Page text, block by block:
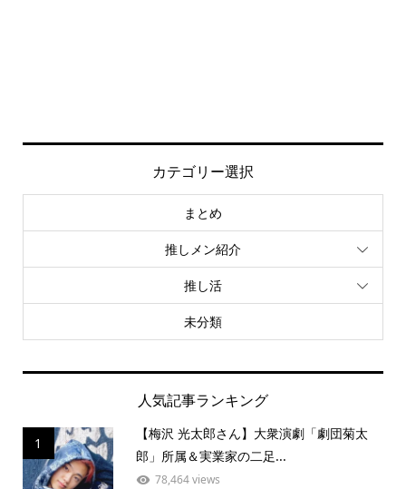
カテゴリー選択
まとめ
推しメン紹介
推し活
未分類
人気記事ランキング
1
【梅沢 光太郎さん】大衆演劇「劇団菊太
郎」所属＆実業家の二足...
78,464 views